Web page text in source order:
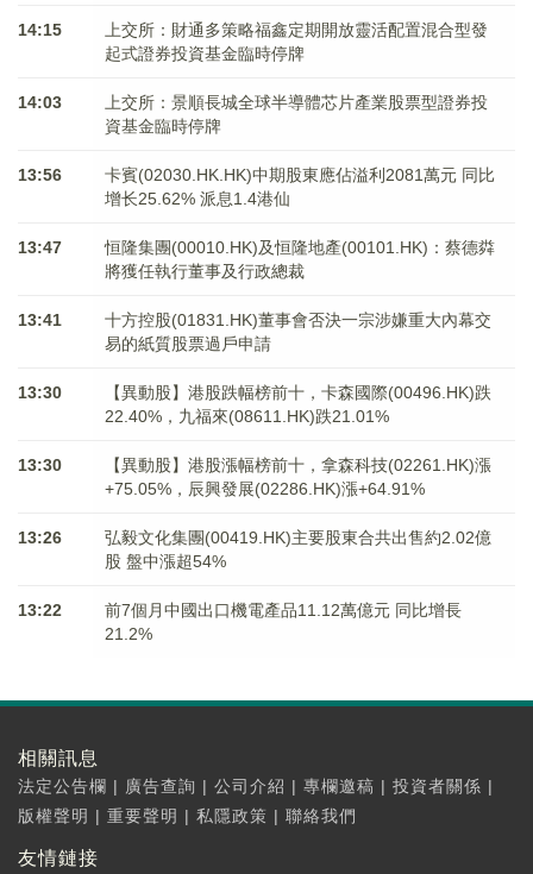
14:15
上交所：財通多策略福鑫定期開放靈活配置混合型發
起式證券投資基金臨時停牌
14:03
上交所：景順長城全球半導體芯片產業股票型證券投
資基金臨時停牌
13:56
卡賓(02030.HK.HK)中期股東應佔溢利2081萬元 同比
增长25.62% 派息1.4港仙
13:47
恒隆集團(00010.HK)及恒隆地產(00101.HK)：蔡德粦
將獲任執行董事及行政總裁
13:41
十方控股(01831.HK)董事會否決一宗涉嫌重大內幕交
易的紙質股票過戶申請
13:30
【異動股】港股跌幅榜前十，卡森國際(00496.HK)跌
22.40%，九福來(08611.HK)跌21.01%
13:30
【異動股】港股漲幅榜前十，拿森科技(02261.HK)漲
+75.05%，辰興發展(02286.HK)漲+64.91%
13:26
弘毅文化集團(00419.HK)主要股東合共出售約2.02億
股 盤中漲超54%
13:22
前7個月中國出口機電產品11.12萬億元 同比增長
21.2%
相關訊息
法定公告欄 | 廣告查詢 | 公司介紹 | 專欄邀稿 | 投資者關係 |
版權聲明 | 重要聲明 | 私隱政策 | 聯絡我們
友情鏈接